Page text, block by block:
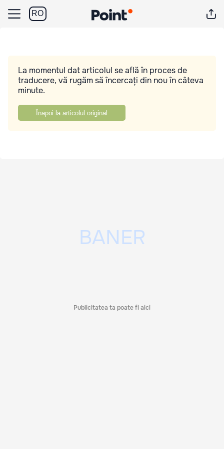
RO
La momentul dat articolul se află în proces de
traducere, vă rugăm să încercați din nou în câteva
minute.
Înapoi la articolul original
Publicitatea ta poate fi aici